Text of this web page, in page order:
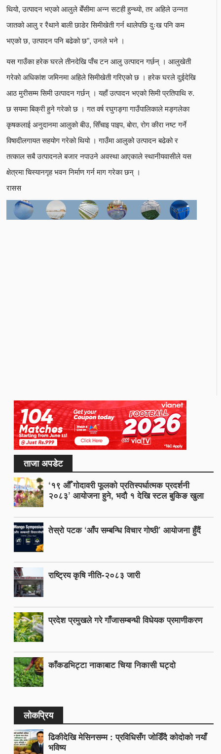
थियो, उत्पादन भएको आलुले बेँसीमा अन्न सटही हुन्थ्यो, तर अहिले उन्नत
जातको आलु र रैथाने बाली छाडेर सिमीखेती गर्न थालेपछि दुःख पनि कम
भएको छ, उत्पादन पनि बढेको छ”, उनले भने ।
यस गाउँका हरेक घरले तीनदेखि पाँच टन आलु उत्पादन गर्छन् । आलुखेती
गरेको अधिकांश जमिनमा अहिले सिमीखेती गरिएको छ । हरेक घरले दुईदेखि
आठ मुरीसम्म सिमी उत्पादन गर्छन् । यहाँ उत्पादन भएको सिमी प्रतिपाथि रु.
छ सयमा बिक्री हुने गरेको छ । गत वर्ष रघुगङ्गा गाउँपालिकाले मङ्गलेका
कृषकलाई अनुदानमा आलुको बीउ, सिँचाइ पाइप, बोरा, रोग कीरा नष्ट गर्ने
विषादीलगायत सहयोग गरेको थियो । गाउँमा आलुको उत्पादन बढेको र
तत्काल सबै उत्पादनले बजार नपाउने अवस्था आएकाले स्थानीयवासीले यस
क्षेत्रमा चिस्यानगृह भवन निर्माण गर्न माग गरेका छन् ।
रासस
ताजा अपडेट
‘१९ औँ गोदावरी फूलको प्रतिस्पर्धात्मक प्रदर्शनी
२०८३’ आयोजना हुने, भदौ १ देखि स्टल बुकिङ खुला
तेस्रो पटक ‘आँप सम्बन्धि विचार गोष्ठी’ आयोजना हुँदैं
राष्ट्रिय कृषि नीति-२०८३ जारी
प्रदेश प्रमुखले गरे गाँजासम्बन्धी विधेयक प्रमाणीकरण
काँकडभिट्टा नाकाबाट चिया निकासी घट्दो
लोकप्रिय
ढिकीदेखि मेसिनसम्म : प्रविधिसँग जोडिँदै कोदोको नयाँ
भविष्य